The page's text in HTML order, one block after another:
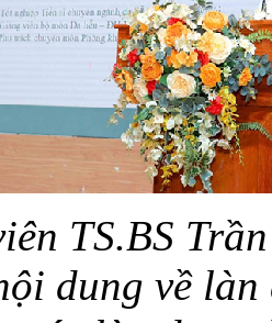
TS.BS
dung về